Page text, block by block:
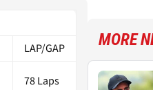
LAP/GAP
78 Laps
MORE